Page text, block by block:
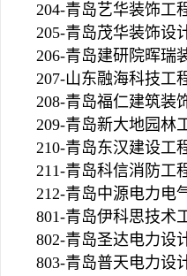
204-青岛艺华装饰工
205-青岛茂华装饰设
206-青岛建研院晖瑞
207-山东融海科技工
208-青岛福仁建筑装
209-青岛新大地园林
210-青岛东汉建设工
211-青岛科信消防工
212-青岛中源电力电
801-青岛伊科思技术
802-青岛圣达电力设
803-青岛普天电力设